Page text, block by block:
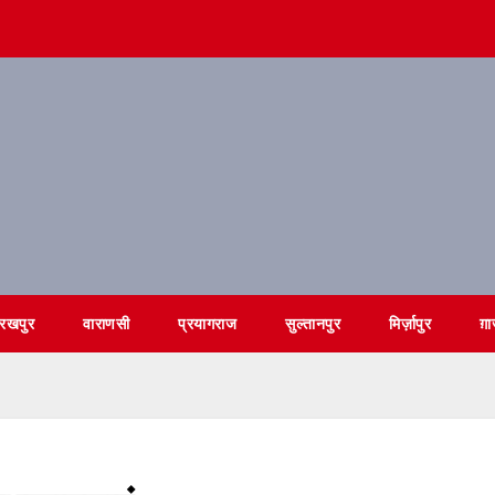
वाराणसी प्रयागराज सुल्तानपुर मिर्ज़ापुर